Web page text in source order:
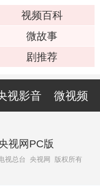
视频百科
微故事
剧推荐
视影音 微视频
视网PC版
视总台 央视网 版权所有